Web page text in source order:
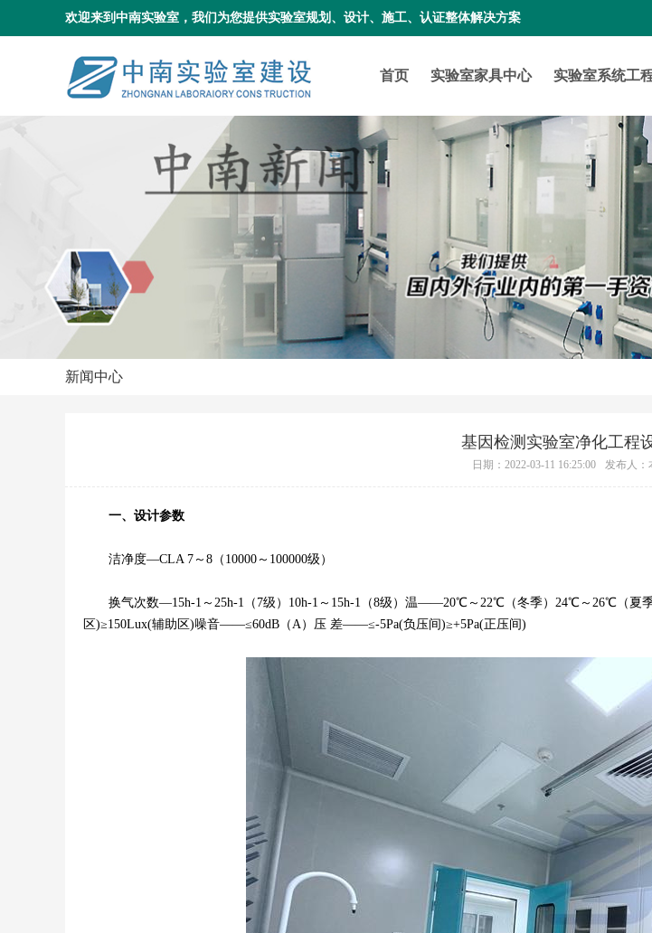
欢迎来到中南实验室，我们为您提供实验室规划、设计、施工、认证整体解决方案
首页 实验室家具中心 实验室系统工
新闻中心
基因检测实验室净化工程
日期：2022-03-11 16:25:00 发布人：
一、设计参数
洁净度—CLA 7～8（10000～100000级）
换气次数—15h-1～25h-1（7级）10h-1～15h-1（8级）温——20℃～22℃（冬季）24℃～26℃（夏
区)≥150Lux(辅助区)噪音——≤60dB（A）压 差——≤-5Pa(负压间)≥+5Pa(正压间)